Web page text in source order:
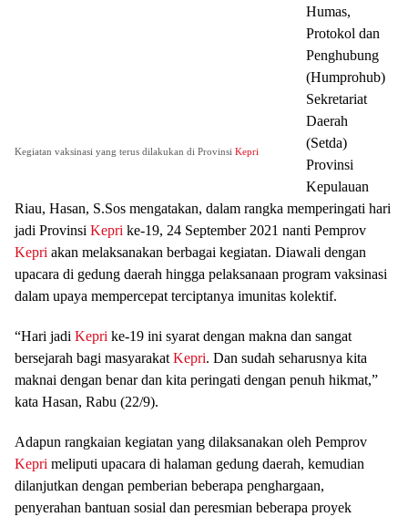
Kegiatan vaksinasi yang terus dilakukan di Provinsi Kepri
Humas,
Protokol dan
Penghubung
(Humprohub)
Sekretariat
Daerah
(Setda)
Provinsi
Kepulauan
Riau, Hasan, S.Sos mengatakan, dalam rangka memperingati hari
jadi Provinsi Kepri ke-19, 24 September 2021 nanti Pemprov
Kepri akan melaksanakan berbagai kegiatan. Diawali dengan
upacara di gedung daerah hingga pelaksanaan program vaksinasi
dalam upaya mempercepat terciptanya imunitas kolektif.
“Hari jadi Kepri ke-19 ini syarat dengan makna dan sangat
bersejarah bagi masyarakat Kepri. Dan sudah seharusnya kita
maknai dengan benar dan kita peringati dengan penuh hikmat,”
kata Hasan, Rabu (22/9).
Adapun rangkaian kegiatan yang dilaksanakan oleh Pemprov
Kepri meliputi upacara di halaman gedung daerah, kemudian
dilanjutkan dengan pemberian beberapa penghargaan,
penyerahan bantuan sosial dan peresmian beberapa proyek